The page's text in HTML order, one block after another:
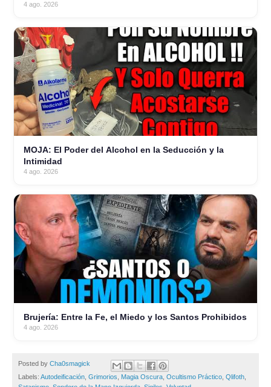
4 ago. 2026
MOJA: El Poder del Alcohol en la Seducción y la
Intimidad
4 ago. 2026
Brujería: Entre la Fe, el Miedo y los Santos Prohibidos
4 ago. 2026
Posted by Cha0smagick
Labels: Autodeificación Grimorios Magia Oscura Ocultismo Práctico Qlifoth